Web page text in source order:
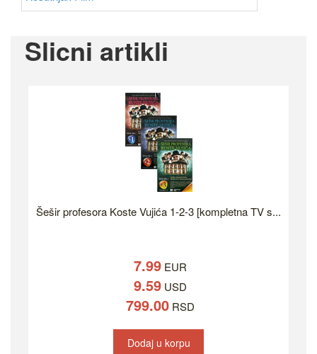
Slicni artikli
Šešir profesora Koste Vujića 1-2-3 [kompletna TV s...
7.99 EUR
9.59 USD
799.00 RSD
Dodaj u korpu